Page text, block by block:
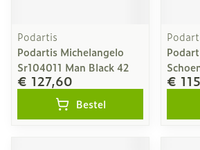
Podartis
Podartis Michelangelo
Sr104011 Man Black 42
€ 127,60
Bestel
€